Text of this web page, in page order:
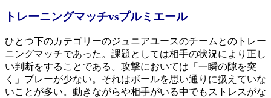
ン
デ
ー
準
備
トレーニングマッチvsプルミエール
ひとつ下のカテゴリーのジュニアユースのチームとのトレー
ニングマッチであった。課題としては相手の状況により正し
い判断をすることである。攻撃においては「一瞬の隙を突
く」プレーが少ない。それはボールを思い通りに扱えていな
いことが多い。動きながらや相手がいる中でもストレスがな